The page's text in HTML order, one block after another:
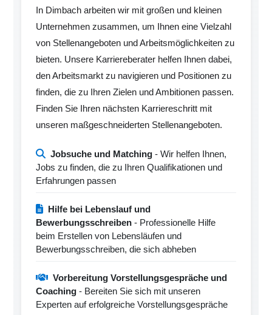
In Dimbach arbeiten wir mit großen und kleinen
Unternehmen zusammen, um Ihnen eine Vielzahl
von Stellenangeboten und Arbeitsmöglichkeiten zu
bieten. Unsere Karriereberater helfen Ihnen dabei,
den Arbeitsmarkt zu navigieren und Positionen zu
finden, die zu Ihren Zielen und Ambitionen passen.
Finden Sie Ihren nächsten Karriereschritt mit
unseren maßgeschneiderten Stellenangeboten.
Jobsuche und Matching - Wir helfen Ihnen,
Jobs zu finden, die zu Ihren Qualifikationen und
Erfahrungen passen
Hilfe bei Lebenslauf und
Bewerbungsschreiben - Professionelle Hilfe
beim Erstellen von Lebensläufen und
Bewerbungsschreiben, die sich abheben
Vorbereitung Vorstellungsgespräche und
Coaching - Bereiten Sie sich mit unseren
Experten auf erfolgreiche Vorstellungsgespräche